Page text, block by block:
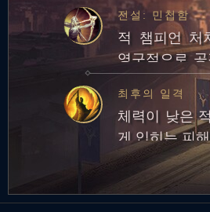
전설: 민첩함
적 챔피언 처
영구적으로
최후의 일격
체력이 낮은
게 입히는 피